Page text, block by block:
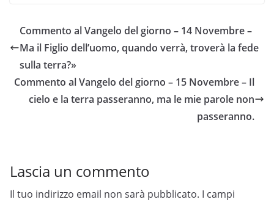
Commento al Vangelo del giorno – 14 Novembre –
Ma il Figlio dell’uomo, quando verrà, troverà la fede
sulla terra?»
Commento al Vangelo del giorno – 15 Novembre – Il
cielo e la terra passeranno, ma le mie parole non
passeranno.
Lascia un commento
Il tuo indirizzo email non sarà pubblicato. I campi